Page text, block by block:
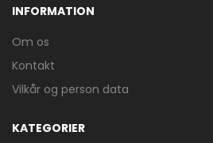
INFORMATION
Om os
Kontakt
Vilkår og person data
KATEGORIER